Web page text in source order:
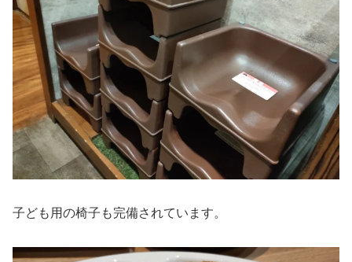
子ども用の椅子も完備されています。